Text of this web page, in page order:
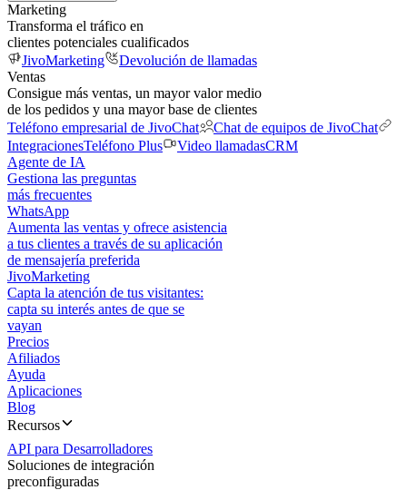
Marketing
Transforma el tráfico en
clientes potenciales cualificados
JivoMarketing
Devolución de llamadas
Ventas
Consigue más ventas, un mayor valor medio
de los pedidos y una mayor base de clientes
Teléfono empresarial de JivoChat
Chat de equipos de JivoChat
IntegracionesTeléfono Plus Video llamadasCRM
Agente de IA
Gestiona las preguntas
más frecuentes
WhatsApp
Aumenta las ventas y ofrece asistencia
a tus clientes a través de su aplicación
de mensajería preferida
JivoMarketing
Capta la atención de tus visitantes:
capta su interés antes de que se
vayan
Precios
Afiliados
Ayuda
Aplicaciones
Blog
Recursos
API para Desarrolladores
Soluciones de integración
preconfiguradas